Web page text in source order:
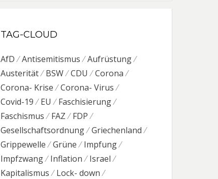
TAG-CLOUD
AfD Antisemitismus
Aufrüstung
Austerität
BSW CDU
Corona
Corona- Krise
Corona- Virus
Covid-19
EU
Faschisierung
Faschismus
FAZ
FDP
Gesellschaftsordnung
Griechenland
Grippewelle
Grüne
Impfung
Impfzwang
Inflation
Israel
Kapitalismus
Lock- down